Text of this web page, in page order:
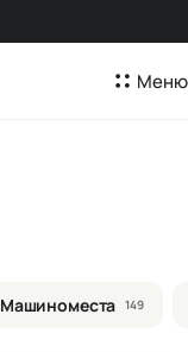
Меню
Машиноместа 149